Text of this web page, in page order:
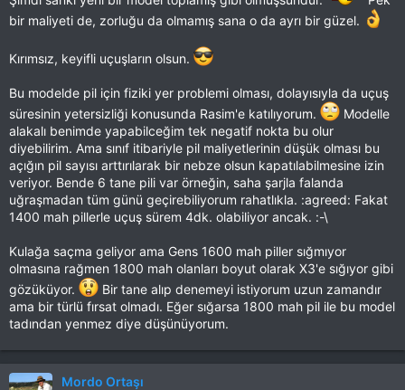
bir maliyeti de, zorluğu da olmamış sana o da ayrı bir güzel.
Kırımsız, keyifli uçuşların olsun.
Bu modelde pil için fiziki yer problemi olması, dolayısıyla da uçuş
süresinin yetersizliği konusunda Rasim'e katılıyorum.
Modelle
alakalı benimde yapabilceğim tek negatif nokta bu olur
diyebilirim. Ama sınıf itibariyle pil maliyetlerinin düşük olması bu
açığın pil sayısı arttırılarak bir nebze olsun kapatılabilmesine izin
veriyor. Bende 6 tane pili var örneğin, saha şarjla falanda
uğraşmadan tüm günü geçirebiliyorum rahatlıkla. :agreed: Fakat
1400 mah pillerle uçuş sürem 4dk. olabiliyor ancak. :-\
Kulağa saçma geliyor ama Gens 1600 mah piller sığmıyor
olmasına rağmen 1800 mah olanları boyut olarak X3'e sığıyor gibi
gözüküyor.
Bir tane alıp denemeyi istiyorum uzun zamandır
ama bir türlü fırsat olmadı. Eğer sığarsa 1800 mah pil ile bu model
tadından yenmez diye düşünüyorum.
Mordo Ortaşı